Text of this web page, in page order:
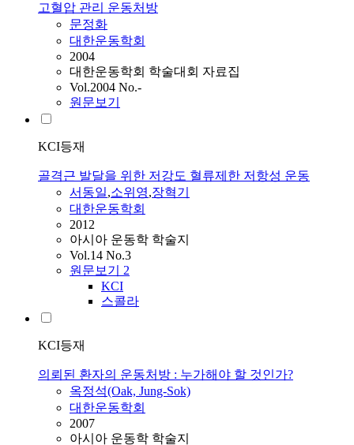
고혈압 관리 운동처방
문정화
대한운동학회
2004
대한운동학회 학술대회 자료집
Vol.2004 No.-
원문보기
KCI등재
골격근 발달을 위한 저강도 혈류제한 저항성 운동
서동일,소위영,장혁기
대한운동학회
2012
아시아 운동학 학술지
Vol.14 No.3
원문보기 2
KCI
스콜라
KCI등재
의뢰된 환자의 운동처방 : 누가해야 할 것인가?
옥정석(Oak, Jung-Sok)
대한운동학회
2007
아시아 운동학 학술지